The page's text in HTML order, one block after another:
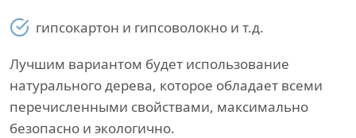
гипсокартон и гипсоволокно и т.д.
Лучшим вариантом будет использование
натурального дерева, которое обладает всеми
перечисленными свойствами, максимально
безопасно и экологично.